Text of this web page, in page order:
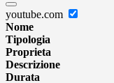
youtube.com
Nome
Tipologia
Proprieta
Descrizione
Durata